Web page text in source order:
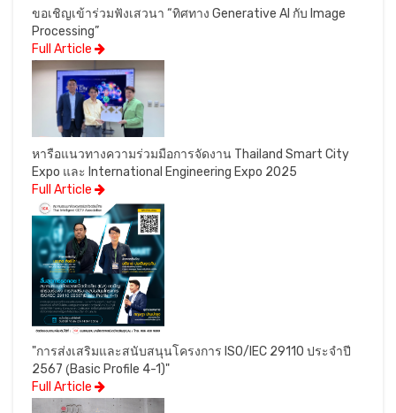
ขอเชิญเข้าร่วมฟังเสวนา “ทิศทาง Generative AI กับ Image
Processing”
Full Article
หารือแนวทางความร่วมมือการจัดงาน Thailand Smart City
Expo และ International Engineering Expo 2025
Full Article
"การส่งเสริมและสนับสนุนโครงการ ISO/IEC 29110 ประจำปี
2567 (ฺBasic Profile 4-1)"
Full Article